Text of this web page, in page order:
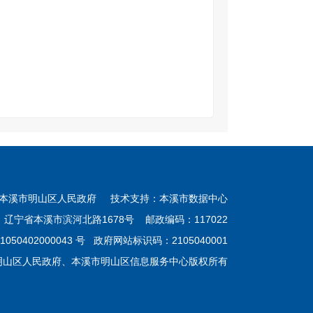
溪市明山区人民政府 技术支持：本溪市数据中心
辽宁省本溪市滨河北路1678号 邮政编码：117022
号 政府网站标识码：2105040001
山区人民政府、本溪市明山区信息服务中心版权所有